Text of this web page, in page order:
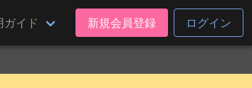
ガイド 新規会員登録 ログイン